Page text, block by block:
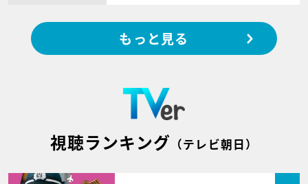
もっと見る
視聴ランキング （テレビ朝日）